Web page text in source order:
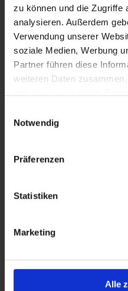
zu können und die Zugriffe
analysieren. Außerdem
Verwendung unserer
soziale Medien, Werbung
Partner führen diese
weiteren Daten
Notwendig
Präferenzen
Statistiken
Marketing
Alle
Web &